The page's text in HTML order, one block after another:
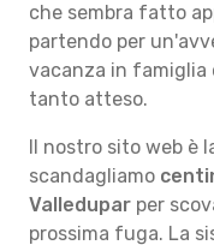
che sembra fatto
partendo per
vacanza in famiglia
tanto atteso.
Il nostro sito web è
scandagliamo
Valledupar per
prossima fuga. La